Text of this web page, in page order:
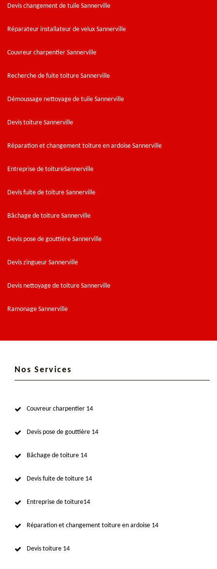
Devis changement de tuile Sannerville
Réparateur installateur de velux Sannerville
Couvreur charpentier Sannerville
Recherche de fuite toiture Sannerville
Démoussage nettoyage de tuile Sannerville
Devis toiture Sannerville
Réparation et changement toiture en ardoise Sannerville
Entreprise de toitureSannerville
Devis fuite de toiture Sannerville
Bâchage de toiture Sannerville
Devis pose de gouttière Sannerville
Devis zingueur Sannerville
Devis nettoyage de toiture Sannerville
Ramonage Sannerville
Nos Services
Couvreur charpentier 14
Devis pose de gouttière 14
Bâchage de toiture 14
Devis fuite de toiture 14
Entreprise de toiture14
Réparation et changement toiture en ardoise 14
Devis toiture 14